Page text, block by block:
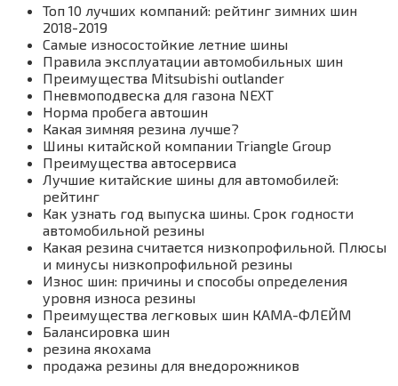
Топ 10 лучших компаний: рейтинг зимних шин
2018-2019
Самые износостойкие летние шины
Правила эксплуатации автомобильных шин
Преимущества Mitsubishi outlander
Пневмоподвеска для газона NEXT
Норма пробега автошин
Какая зимняя резина лучше?
Шины китайской компании Triangle Group
Преимущества автосервиса
Лучшие китайские шины для автомобилей:
рейтинг
Как узнать год выпуска шины. Срок годности
автомобильной резины
Какая резина считается низкопрофильной. Плюсы
и минусы низкопрофильной резины
Износ шин: причины и способы определения
уровня износа резины
Преимущества легковых шин КАМА-ФЛЕЙМ
Балансировка шин
резина якохама
продажа резины для внедорожников